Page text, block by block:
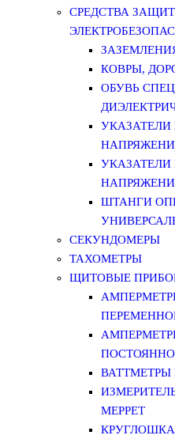
СРЕДСТВА
КОВРЫ,
ОБУВЬ
ШТАНГИ
СЕКУНДОМЕРЫ
ТАХОМЕТРЫ
ЩИТОВЫЕ
ВАТТМЕТРЫ
МЕРРЕТ